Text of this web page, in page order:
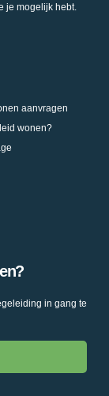
je mogelijk hebt.
aanvragen
wonen?
in gang te